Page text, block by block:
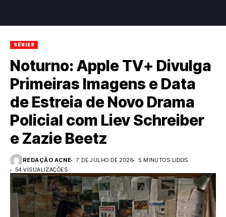
SÉRIES
Noturno: Apple TV+ Divulga
Primeiras Imagens e Data
de Estreia de Novo Drama
Policial com Liev Schreiber
e Zazie Beetz
REDAÇÃO ACNE 7 DE JULHO DE 2026
5 MINUTOS LIDOS
54 VISUALIZAÇÕES